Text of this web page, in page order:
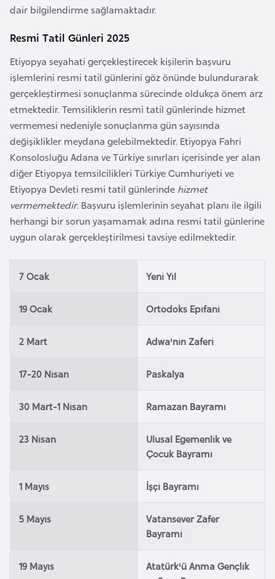
dair bilgilendirme sağlamaktadır.
Resmi Tatil Günleri 2025
Etiyopya seyahati gerçekleştirecek kişilerin başvuru
işlemlerini resmi tatil günlerini göz önünde bulundurarak
gerçekleştirmesi sonuçlanma sürecinde oldukça önem arz
etmektedir. Temsiliklerin resmi tatil günlerinde hizmet
vermemesi nedeniyle sonuçlanma gün sayısında
değişiklikler meydana gelebilmektedir. Etiyopya Fahri
Konsolosluğu Adana ve Türkiye sınırları içerisinde yer alan
diğer Etiyopya temsilcilikleri Türkiye Cumhuriyeti ve
Etiyopya Devleti resmi tatil günlerinde hizmet
vermemektedir. Başvuru işlemlerinin seyahat planı ile ilgili
herhangi bir sorun yaşamamak adına resmi tatil günlerine
uygun olarak gerçekleştirilmesi tavsiye edilmektedir.
7 Ocak Yeni Yıl
19 Ocak Ortodoks Epifani
2 Mart Adwa'nin Zaferi
17-20 Nisan Paskalya
30 Mart-1 Nisan Ramazan Bayramı
23 Nisan
Ulusal Egemenlik ve
Çocuk Bayramı
1 Mayıs İşçi Bayramı
5 Mayis
Vatansever Zafer
Bayrami
19 Mayıs
Atatürk'ü Anma Gençlik
e
a
r
u
s
B
e
l
ç
i
k
a
B
e
i
o
n
H
s
k
u